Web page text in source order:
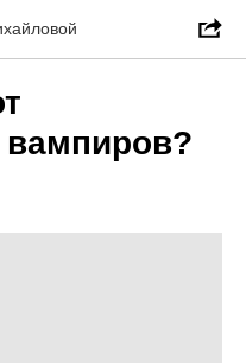
вампиров?